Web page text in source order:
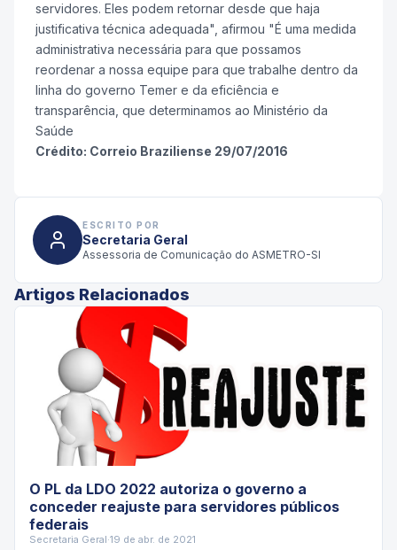
servidores. Eles podem retornar desde que haja
justificativa técnica adequada", afirmou "É uma medida
administrativa necessária para que possamos
reordenar a nossa equipe para que trabalhe dentro da
linha do governo Temer e da eficiência e
transparência, que determinamos ao Ministério da
Saúde
Crédito: Correio Braziliense 29/07/2016
ESCRITO POR
Secretaria Geral
Assessoria de Comunicação do ASMETRO-SI
Artigos Relacionados
O PL da LDO 2022 autoriza o governo a
conceder reajuste para servidores públicos
federais
Secretaria Geral·19 de abr. de 2021